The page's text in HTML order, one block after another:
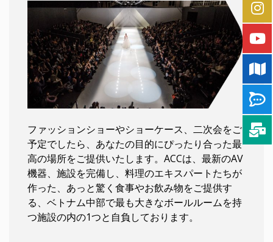
ファッションショーやショーケース、二次会をご
予定でしたら、あなたの目的にぴったり合った最
高の場所をご提供いたします。ACCは、最新のAV
機器、施設を完備し、料理のエキスパートたちが
作った、あっと驚く食事やお飲み物をご提供す
る、ベトナム中部で最も大きなボールルームを持
つ施設の内の1つと自負しております。